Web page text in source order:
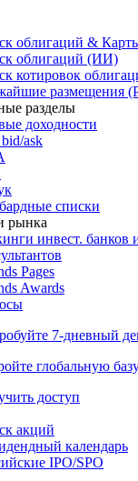
облигаций &
облигаций (ИИ)
котировок
размещения
разделы
доходности
ask
списки
рынка
инвест. банков
Pages
Awards
7-дневный
глобальную
доступ
акций
календарь
IPO/SPO